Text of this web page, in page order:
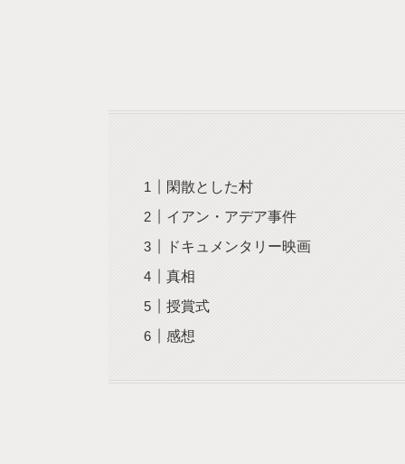
閑散とした村
イアン・アデア事件
ドキュメンタリー映画
真相
授賞式
感想